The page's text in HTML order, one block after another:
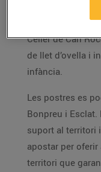
accessible del
creacions més
Celler de Can
de llet d’ovella i
infància.
Les postres es
Bonpreu i Esclat.
suport al territori
apostar per
territori que